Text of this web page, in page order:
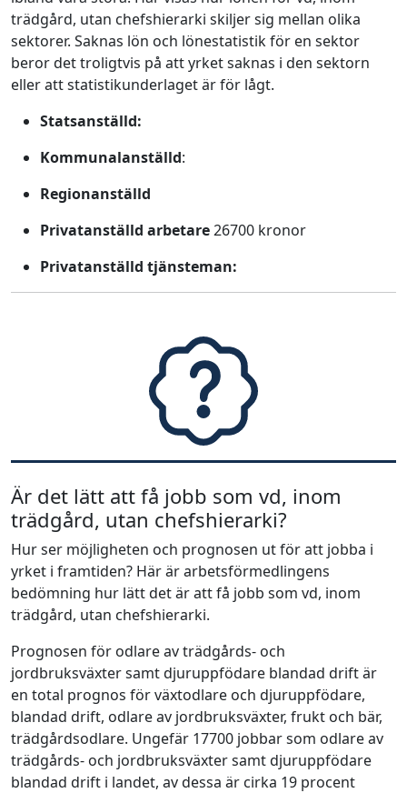
trädgård, utan chefshierarki skiljer sig mellan olika
sektorer. Saknas lön och lönestatistik för en sektor
beror det troligtvis på att yrket saknas i den sektorn
eller att statistikunderlaget är för lågt.
Statsanställd:
Kommunalanställd:
Regionanställd
Privatanställd arbetare26700 kronor
Privatanställd tjänsteman:
Är det lätt att få jobb som vd, inom
trädgård, utan chefshierarki?
Hur ser möjligheten och prognosen ut för att jobba i
yrket i framtiden? Här är arbetsförmedlingens
bedömning hur lätt det är att få jobb som vd, inom
trädgård, utan chefshierarki.
Prognosen för odlare av trädgårds- och
jordbruksväxter samt djuruppfödare blandad drift är
en total prognos för växtodlare och djuruppfödare,
blandad drift, odlare av jordbruksväxter, frukt och bär,
trädgårdsodlare. Ungefär 17700 jobbar som odlare av
trädgårds- och jordbruksväxter samt djuruppfödare
blandad drift i landet, av dessa är cirka 19 procent